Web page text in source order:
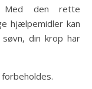
Med den rette
hjælpemidler kan
din krop har